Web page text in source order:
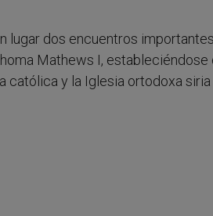
lugar dos encuentros
Mathews I, estableciéndose
y la Iglesia ortodoxa siria